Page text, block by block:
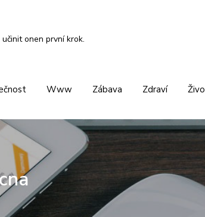
onen první krok.
Www Zábava Zdraví